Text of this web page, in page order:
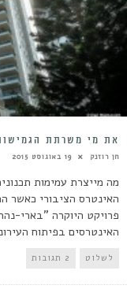
את מי משרתת
חן רוזנק 19 באוגוסט 2015
מה מייצרת עמימות
האינטרס הציבורי כאשר
פרויקט היוקרה "בארי-
האינטרסים בפיתוח
לשלוט 2 תגובות